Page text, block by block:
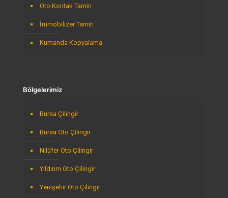
Oto Kontak Tamiri
İmmobilizer Tamiri
Kumanda Kopyalama
Bölgelerimiz
Bursa Çilingir
Bursa Oto Çilingir
Nilüfer Oto Çilingir
Yıldırım Oto Çilingir
Yenişehir Oto Çilingir